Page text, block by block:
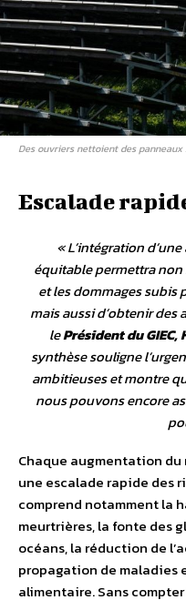
Des ouvriers nettoient des
Escalade
«L’intégration
équitable permettra
et les dommages subis
mais aussi d’obtenir des
lePrésident du GIEC,
synthèse souligne
ambitieuses et montre
nous pouvons encore
Chaque augmentation
une escalade rapide des
comprend notamment la
meurtrières, la fonte des
océans, la réduction de
propagation de maladies
alimentaire. Sans